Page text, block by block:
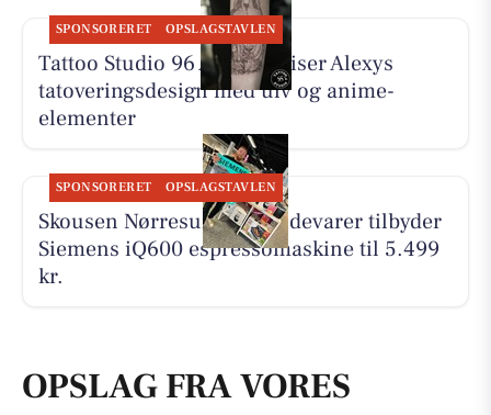
SPONSORERET OPSLAGSTAVLEN
Tattoo Studio 96 Aalborg viser Alexys
tatoveringsdesign med ulv og anime-
elementer
SPONSORERET OPSLAGSTAVLEN
Skousen Nørresundby Hvidevarer tilbyder
Siemens iQ600 espressomaskine til 5.499
kr.
OPSLAG FRA VORES